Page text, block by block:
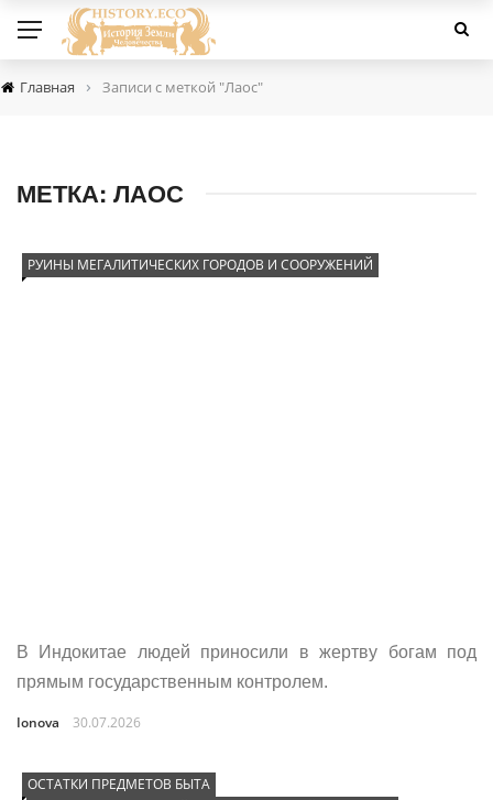
Главная › Записи с меткой "Лаос"
МЕТКА: ЛАОС
РУИНЫ МЕГАЛИТИЧЕСКИХ ГОРОДОВ И СООРУЖЕНИЙ
В Индокитае людей приносили в жертву богам под
прямым государственным контролем.
Ionova 30.07.2026
ОСТАТКИ ПРЕДМЕТОВ БЫТА